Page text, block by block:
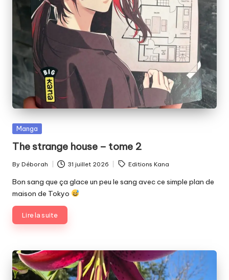
Posted
Manga
The strange house – tome 2
Posted
by
By Déborah 31 juillet 2026
Tags: Editions Kana
Bon sang que ça glace un peu le sang avec ce simple plan de
maison de Tokyo
Lire la suite